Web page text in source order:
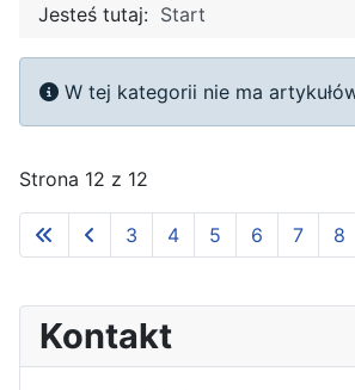
Jesteś tutaj: Start
Informacja
W tej kategorii nie ma
Strona 12 z 12
3 4 5 6 7 8
Kontakt